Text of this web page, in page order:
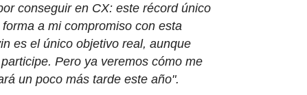
conseguir en CX: este récord único
a mi compromiso con esta
es el único objetivo real, aunque
Pero ya veremos cómo me
un poco más tarde este año".